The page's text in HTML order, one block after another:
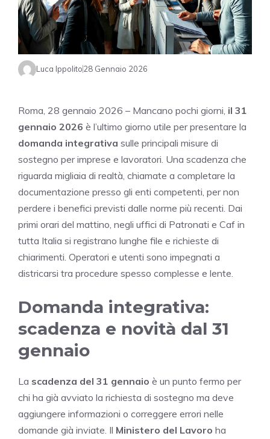
Luca Ippolito28 Gennaio 2026
Roma, 28 gennaio 2026 – Mancano pochi giorni, il 31
gennaio 2026 è l’ultimo giorno utile per presentare la
domanda integrativa sulle principali misure di
sostegno per imprese e lavoratori. Una scadenza che
riguarda migliaia di realtà, chiamate a completare la
documentazione presso gli enti competenti, per non
perdere i benefici previsti dalle norme più recenti. Dai
primi orari del mattino, negli uffici di Patronati e Caf in
tutta Italia si registrano lunghe file e richieste di
chiarimenti. Operatori e utenti sono impegnati a
districarsi tra procedure spesso complesse e lente.
Domanda integrativa:
scadenza e novità dal 31
gennaio
La scadenza del 31 gennaio è un punto fermo per
chi ha già avviato la richiesta di sostegno ma deve
aggiungere informazioni o correggere errori nelle
domande già inviate. Il Ministero del Lavoro ha